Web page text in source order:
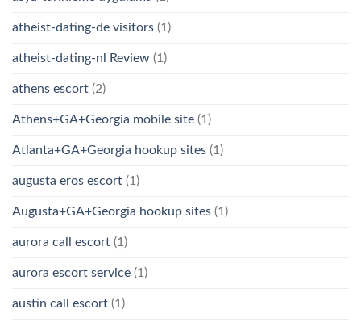
atheist-dating-de visitors (1)
atheist-dating-nl Review (1)
athens escort (2)
Athens+GA+Georgia mobile site (1)
Atlanta+GA+Georgia hookup sites (1)
augusta eros escort (1)
Augusta+GA+Georgia hookup sites (1)
aurora call escort (1)
aurora escort service (1)
austin call escort (1)